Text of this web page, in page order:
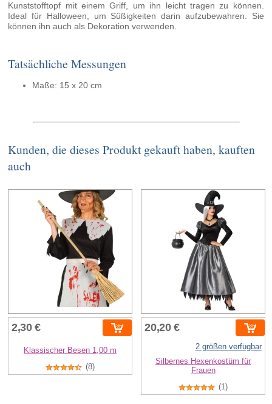
Kunststofftopf mit einem Griff, um ihn leicht tragen zu können.
Ideal für Halloween, um Süßigkeiten darin aufzubewahren. Sie
können ihn auch als Dekoration verwenden.
Tatsächliche Messungen
Maße: 15 x 20 cm
Kunden, die dieses Produkt gekauft haben, kauften
auch
2,30 €
Klassischer Besen 1,00 m
(8)
20,20 €
2 größen verfügbar
Silbernes Hexenkostüm für
Frauen
(1)